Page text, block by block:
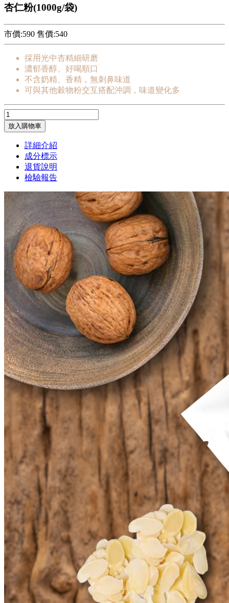
杏仁粉(1000g/袋)
市價:590 售價:540
採用光中杏精細研磨
濃郁香醇、好喝順口
不含奶精、香精，無刺鼻味道
可與其他穀物粉交互搭配沖調，味道變化多
放入購物車
詳細介紹
成分標示
退貨說明
檢驗報告